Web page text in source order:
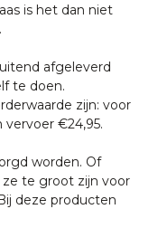
is het dan niet
afgeleverd
te doen.
zijn: voor
€24,95.
worden. Of
te groot zijn voor
deze producten